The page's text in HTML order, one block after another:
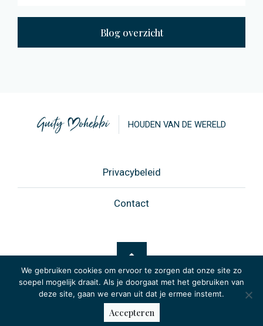
Blog overzicht
HOUDEN VAN DE WERELD
Privacybeleid
Contact
© 2026 -Website: Netsquare
We gebruiken cookies om ervoor te zorgen dat onze site zo
soepel mogelijk draait. Als je doorgaat met het gebruiken van
deze site, gaan we ervan uit dat je ermee instemt.
Accepteren